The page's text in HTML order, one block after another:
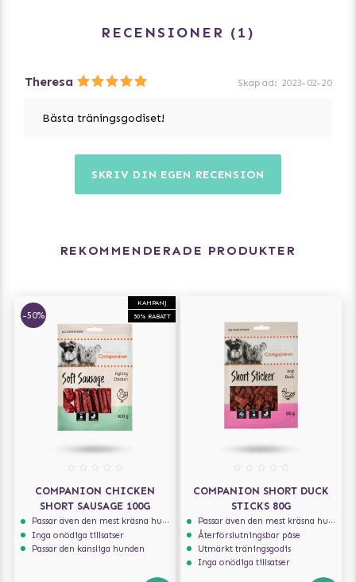
RECENSIONER 1
Theresa Skapad: 2023-02-20
Bästa träningsgodiset!
SKRIV DIN EGEN RECENSION
REKOMMENDERADE PRODUKTER
KAMPANJ
50% RABATT
-50%
COMPANION CHICKEN
SHORT SAUSAGE 100G
Passar även den mest kräsna hunden
Inga onödiga tillsatser
Passar den känsliga hunden
COMPANION SHORT DUCK
STICKS 80G
Passar även den mest kräsna hunden
Återförslutningsbar påse
Utmärkt träningsgodis
Inga onödiga tillsatser